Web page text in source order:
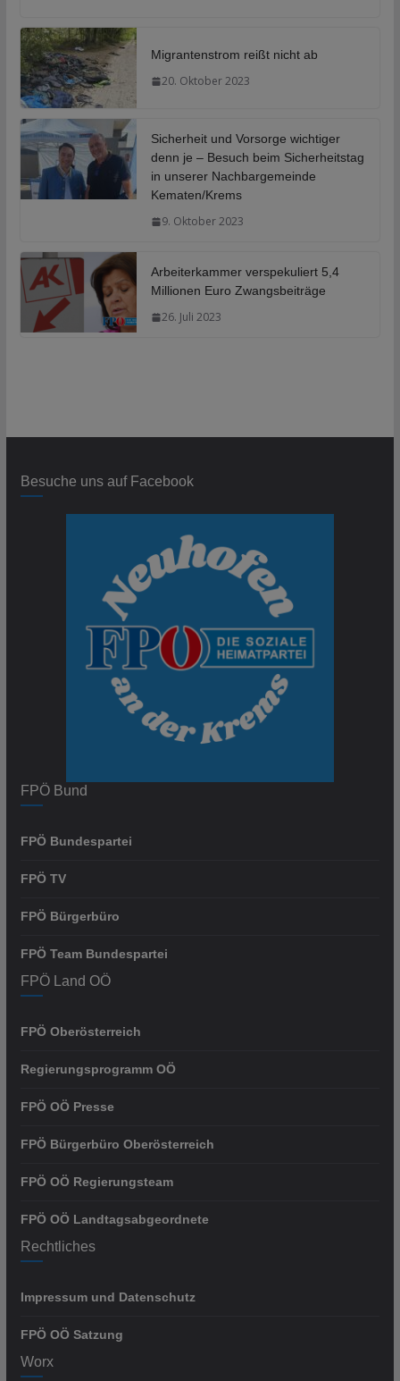
Migrantenstrom reißt nicht ab
20. Oktober 2023
Sicherheit und Vorsorge wichtiger
denn je – Besuch beim Sicherheitstag
in unserer Nachbargemeinde
Kematen/Krems
9. Oktober 2023
Arbeiterkammer verspekuliert 5,4
Millionen Euro Zwangsbeiträge
26. Juli 2023
Besuche uns auf Facebook
FPÖ Bund
FPÖ Bundespartei
FPÖ TV
FPÖ Bürgerbüro
FPÖ Team Bundespartei
FPÖ Land OÖ
FPÖ Oberösterreich
Regierungsprogramm OÖ
FPÖ OÖ Presse
FPÖ Bürgerbüro Oberösterreich
FPÖ OÖ Regierungsteam
FPÖ OÖ Landtagsabgeordnete
Rechtliches
Impressum und Datenschutz
FPÖ OÖ Satzung
Worx